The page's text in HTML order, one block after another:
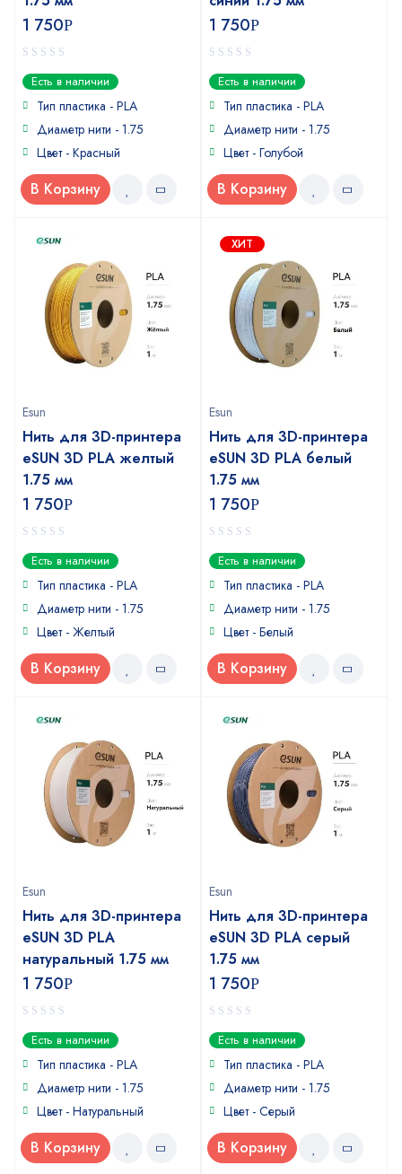
1 750Р
0
out
of
Есть в наличии
Тип пластика - PLA
Диаметр нити - 1.75
Цвет - Красный
В Корзину
1 750Р
0
out
of
Есть в наличии
Тип пластика - PLA
Диаметр нити - 1.75
Цвет - Голубой
В Корзину
Esun
Нить для 3D-принтера
eSUN 3D PLA желтый
1.75 мм
1 750Р
0
out
of
Есть в наличии
Тип пластика - PLA
Диаметр нити - 1.75
Цвет - Желтый
В Корзину
ХИТ
Esun
Нить для 3D-принтера
eSUN 3D PLA белый
1.75 мм
1 750Р
0
out
of
Есть в наличии
Тип пластика - PLA
Диаметр нити - 1.75
Цвет - Белый
В Корзину
Esun
Нить для 3D-принтера
eSUN 3D PLA
натуральный 1.75 мм
1 750Р
0
out
of
Есть в наличии
Тип пластика - PLA
Диаметр нити - 1.75
Цвет - Натуральный
В Корзину
Esun
Нить для 3D-принтера
eSUN 3D PLA серый
1.75 мм
1 750Р
0
out
of
Есть в наличии
Тип пластика - PLA
Диаметр нити - 1.75
Цвет - Серый
В Корзину